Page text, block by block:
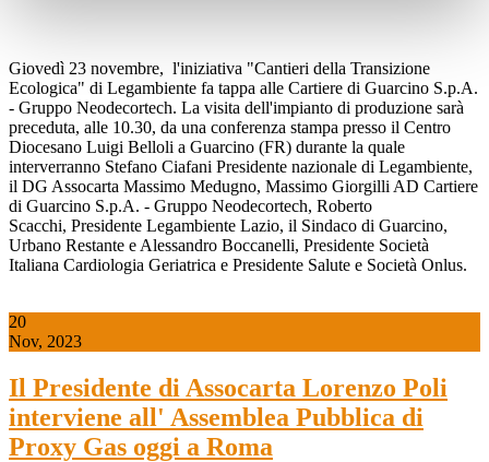
Giovedì 23 novembre, l'iniziativa "Cantieri della Transizione
Ecologica" di Legambiente fa tappa alle Cartiere di Guarcino S.p.A.
- Gruppo Neodecortech. La visita dell'impianto di produzione sarà
preceduta, alle 10.30, da una conferenza stampa presso il Centro
Diocesano Luigi Belloli a Guarcino (FR) durante la quale
interverranno Stefano Ciafani Presidente nazionale di Legambiente,
il DG Assocarta Massimo Medugno, Massimo Giorgilli AD Cartiere
di Guarcino S.p.A. - Gruppo Neodecortech, Roberto
Scacchi, Presidente Legambiente Lazio, il Sindaco di Guarcino,
Urbano Restante e Alessandro Boccanelli, Presidente Società
Italiana Cardiologia Geriatrica e Presidente Salute e Società Onlus.
20
Nov, 2023
Il Presidente di Assocarta Lorenzo Poli
interviene all' Assemblea Pubblica di
Proxy Gas oggi a Roma